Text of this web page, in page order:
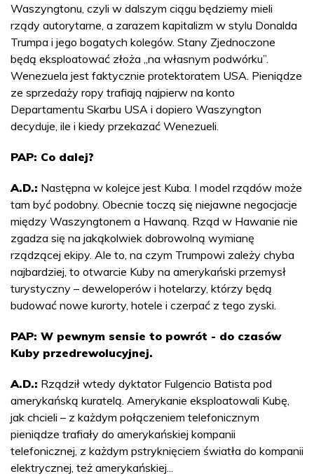
Waszyngtonu, czyli w dalszym ciągu będziemy mieli
rządy autorytarne, a zarazem kapitalizm w stylu Donalda
Trumpa i jego bogatych kolegów. Stany Zjednoczone
będą eksploatować złoża „na własnym podwórku”.
Wenezuela jest faktycznie protektoratem USA. Pieniądze
ze sprzedaży ropy trafiają najpierw na konto
Departamentu Skarbu USA i dopiero Waszyngton
decyduje, ile i kiedy przekazać Wenezueli.
PAP: Co dalej?
A.D.: Następna w kolejce jest Kuba. I model rządów może
tam być podobny. Obecnie toczą się niejawne negocjacje
między Waszyngtonem a Hawaną. Rząd w Hawanie nie
zgadza się na jakąkolwiek dobrowolną wymianę
rządzącej ekipy. Ale to, na czym Trumpowi zależy chyba
najbardziej, to otwarcie Kuby na amerykański przemysł
turystyczny – deweloperów i hotelarzy, którzy będą
budować nowe kurorty, hotele i czerpać z tego zyski.
PAP: W pewnym sensie to powrót - do czasów
Kuby przedrewolucyjnej.
A.D.: Rządził wtedy dyktator Fulgencio Batista pod
amerykańską kuratelą. Amerykanie eksploatowali Kubę,
jak chcieli – z każdym połączeniem telefonicznym
pieniądze trafiały do amerykańskiej kompanii
telefonicznej, z każdym pstryknięciem światła do kompanii
elektrycznej, też amerykańskiej...